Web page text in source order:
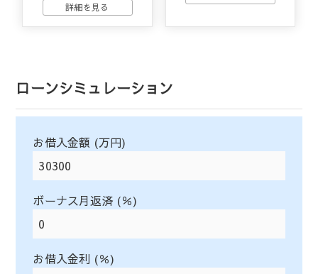
ローンシミュレーション
お借入金額 (万円)
ボーナス月返済 (％)
お借入金利 (％)